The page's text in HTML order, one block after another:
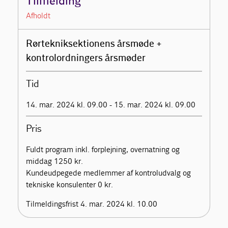
Afholdt
Rørtekniksektionens årsmøde +
kontrolordningers årsmøder
Tid
14. mar. 2024 kl. 09.00 - 15. mar. 2024 kl. 09.00
Pris
Fuldt program inkl. forplejning, overnatning og
middag 1250 kr.
Kundeudpegede medlemmer af kontroludvalg og
tekniske konsulenter 0 kr.
Tilmeldingsfrist 4. mar. 2024 kl. 10.00